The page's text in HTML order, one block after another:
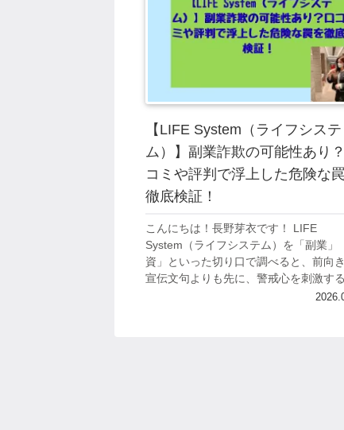
【LIFE System（ライフシステ
ム）】副業詐欺の可能性あり
コミや評判で浮上した危険な
徹底検証！
こんにちは！長野芽衣です！ LIFE
System（ライフシステム）を「副業」
資」といった切り口で調べると、前向
宣伝文句よりも先に、警戒心を刺激する
ードが目に入りやすいです。 結局のと